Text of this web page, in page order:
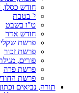
חודש כסלו,
י' בטבת
ט"ו בשבט
חודש אדר
פרשת
פרשת זכור
פורים,
פרשת פרה
פרשת
תורה, נביאים